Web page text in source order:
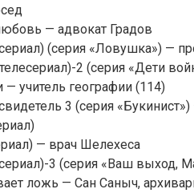
— адвокат Градов
(серия «Ловушка») —
2 (серия «Дети
учитель географии (114)
3 (серия «Букинист»)
— врач Шелехеса
3 (серия «Ваш выход,
ложь — Сан Саныч,